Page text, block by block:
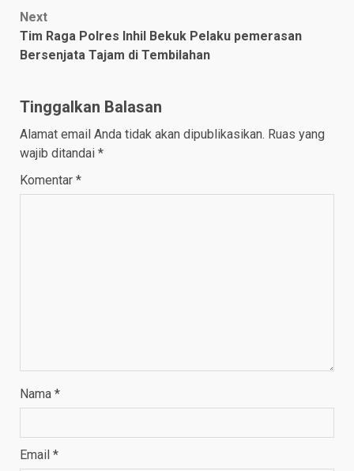
Next
Tim Raga Polres Inhil Bekuk Pelaku pemerasan
Bersenjata Tajam di Tembilahan
Tinggalkan Balasan
Alamat email Anda tidak akan dipublikasikan. Ruas yang
wajib ditandai *
Komentar *
Nama *
Email *